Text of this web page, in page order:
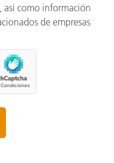
así como información
de empresas